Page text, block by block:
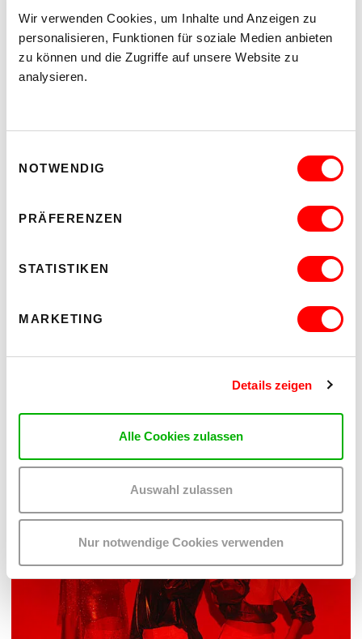
Wir verwenden Cookies, um Inhalte und Anzeigen zu
personalisieren, Funktionen für soziale Medien anbieten
zu können und die Zugriffe auf unsere Website zu
analysieren.
NOTWENDIG
PRÄFERENZEN
STATISTIKEN
MARKETING
Details zeigen
Alle Cookies zulassen
Auswahl zulassen
Nur notwendige Cookies verwenden
20.30
Hof
Mi 12.8.2026
Hof
MEHR LESEN